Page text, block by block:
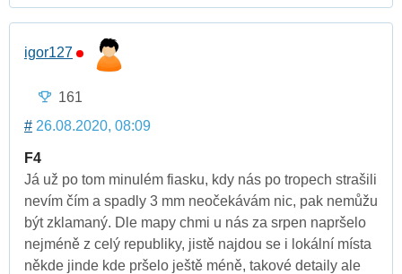
igor127
161
# 26.08.2020, 08:09
F4
Já už po tom minulém fiasku, kdy nás po tropech strašili
nevím čím a spadly 3 mm neočekávám nic, pak nemůžu
být zklamaný. Dle mapy chmi u nás za srpen napršelo
nejméně z celý republiky, jistě najdou se i lokální místa
někde jinde kde pršelo ještě méně, takové detaily ale